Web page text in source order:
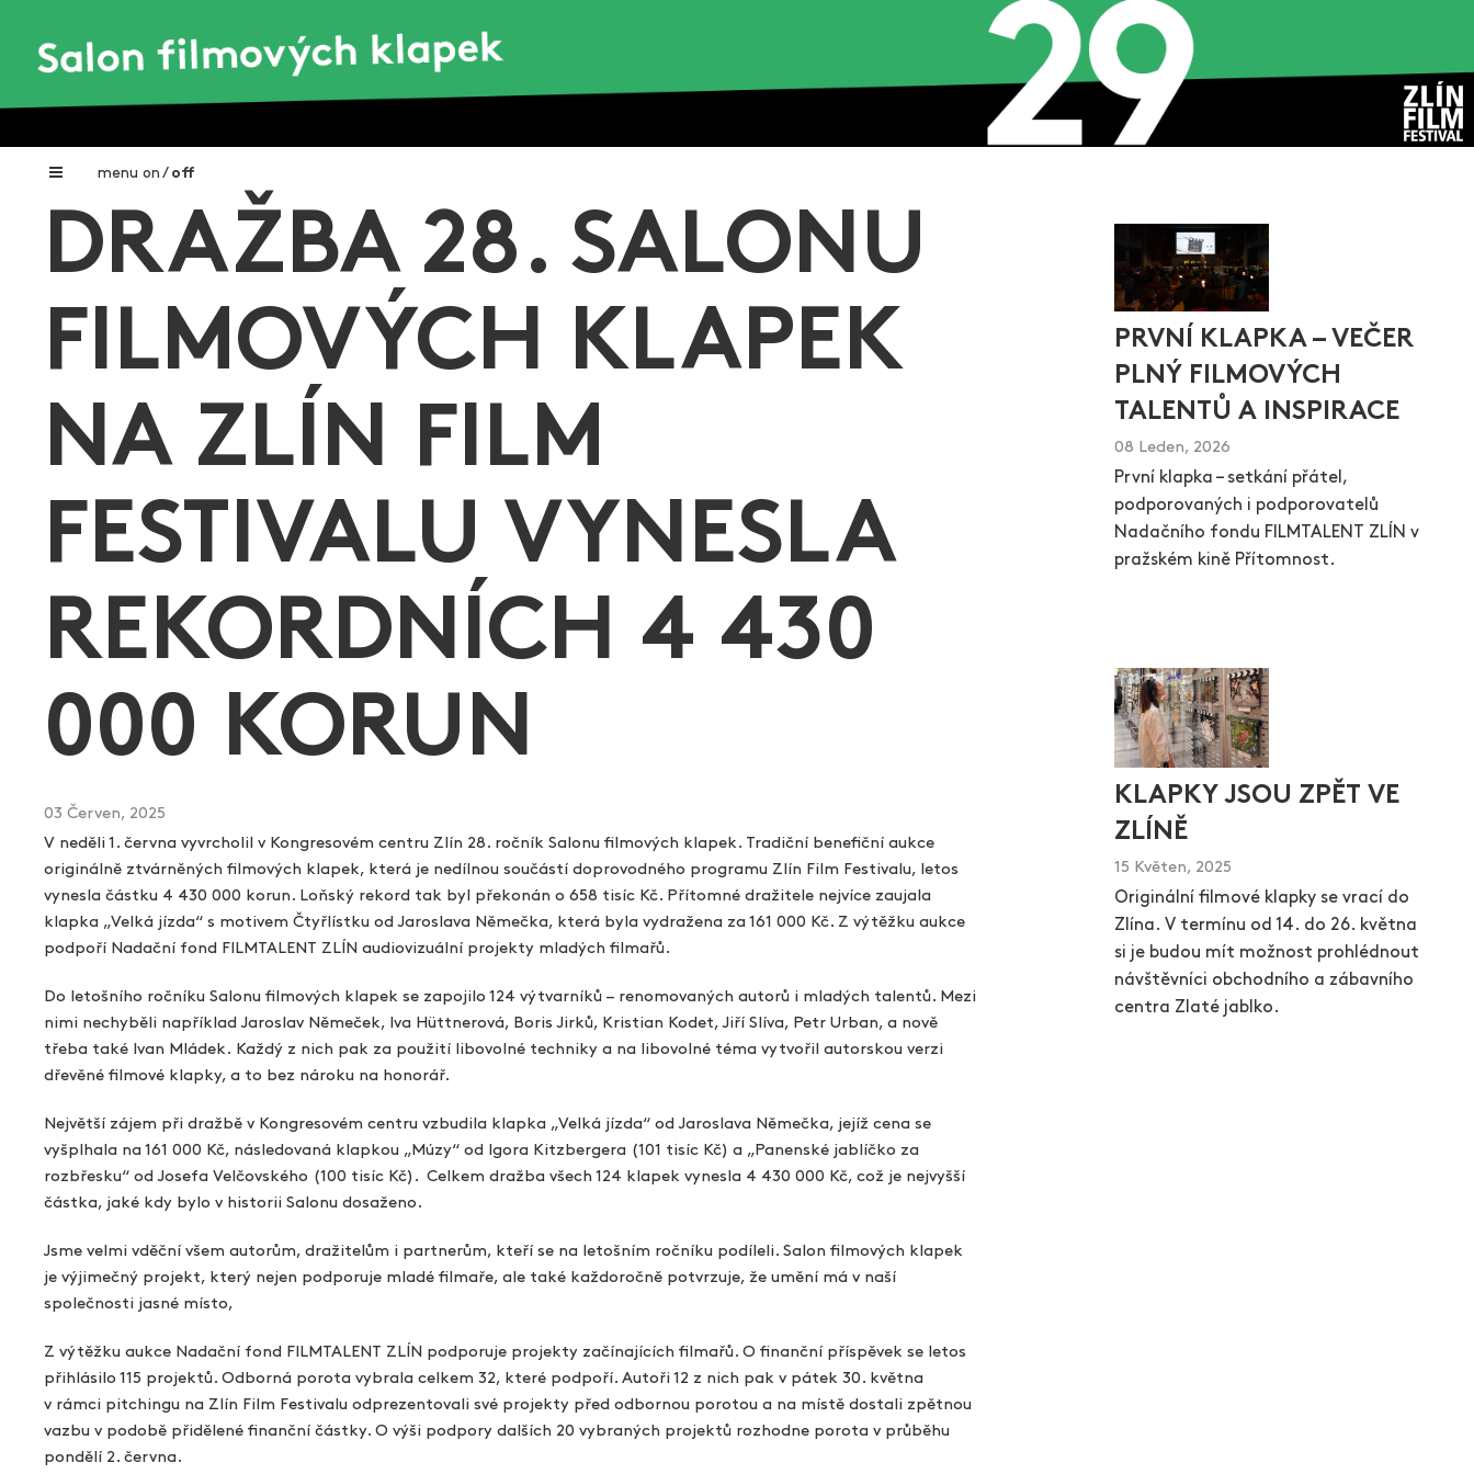
menu on / off
Home
Nadační fond FILMTALENT ZLÍN
Galerie filmových klapek
Autoři filmových klapek
O projektu
Aktuální výstavy
Aukce filmových klapek
Aktuality
Zlín Film Festival
DRAŽBA 28. SALONU
FILMOVÝCH KLAPEK
NA ZLÍN FILM
FESTIVALU VYNESLA
REKORDNÍCH 4 430
000 KORUN
03 Červen, 2025
V neděli 1. června vyvrcholil v Kongresovém centru Zlín 28. ročník Salonu filmových klapek. Tradiční benefiční aukce
originálně ztvárněných filmových klapek, která je nedílnou součástí doprovodného programu Zlín Film Festivalu, letos
vynesla částku 4 430 000 korun. Loňský rekord tak byl překonán o 658 tisíc Kč. Přítomné dražitele nejvíce zaujala
klapka „Velká jízda“ s motivem Čtyřlístku od Jaroslava Němečka, která byla vydražena za 161 000 Kč. Z výtěžku aukce
podpoří Nadační fond FILMTALENT ZLÍN audiovizuální projekty mladých filmařů.
Do letošního ročníku Salonu filmových klapek se zapojilo 124 výtvarníků – renomovaných autorů i mladých talentů. Mezi
nimi nechyběli například Jaroslav Němeček, Iva Hüttnerová, Boris Jirků, Kristian Kodet, Jiří Slíva, Petr Urban, a nově
třeba také Ivan Mládek. Každý z nich pak za použití libovolné techniky a na libovolné téma vytvořil autorskou verzi
dřevěné filmové klapky, a to bez nároku na honorář.
Největší zájem při dražbě v Kongresovém centru vzbudila klapka „Velká jízda“ od Jaroslava Němečka, jejíž cena se
vyšplhala na 161 000 Kč, následovaná klapkou „Múzy“ od Igora Kitzbergera (101 tisíc Kč) a „Panenské jablíčko za
rozbřesku“ od Josefa Velčovského (100 tisíc Kč). Celkem dražba všech 124 klapek vynesla 4 430 000 Kč, což je nejvyšší
částka, jaké kdy bylo v historii Salonu dosaženo.
Jsme velmi vděční všem autorům, dražitelům i partnerům, kteří se na letošním ročníku podíleli. Salon filmových klapek
je výjimečný projekt, který nejen podporuje mladé filmaře, ale také každoročně potvrzuje, že umění má v naší
společnosti jasné místo,
Z výtěžku aukce Nadační fond FILMTALENT ZLÍN podporuje projekty začínajících filmařů. O finanční příspěvek se letos
přihlásilo 115 projektů. Odborná porota vybrala celkem 32, které podpoří. Autoři 12 z nich pak v pátek 30. května
v rámci pitchingu na Zlín Film Festivalu odprezentovali své projekty před odbornou porotou a na místě dostali zpětnou
vazbu v podobě přidělené finanční částky. O výši podpory dalších 20 vybraných projektů rozhodne porota v průběhu
pondělí 2. června.
PRVNÍ KLAPKA – VEČER
PLNÝ FILMOVÝCH
TALENTŮ A INSPIRACE
08 Leden, 2026
První klapka – setkání přátel,
podporovaných i podporovatelů
Nadačního fondu FILMTALENT ZLÍN v
pražském kině Přítomnost.
KLAPKY JSOU ZPĚT VE
ZLÍNĚ
15 Květen, 2025
Originální filmové klapky se vrací do
Zlína. V termínu od 14. do 26. května
si je budou mít možnost prohlédnout
návštěvníci obchodního a zábavního
centra Zlaté jablko.